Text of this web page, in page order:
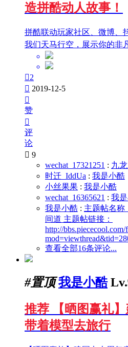
造拼酷动人故事！
拼酷联动玩家社区、微博、
我们天马行空，展示你的非
2
 2019-12-5

赞

评
论
 9
wechat_17321251 : 九
时迁_IddUa : 我是小酷
小丝果果 : 我是小酷
wechat_16365621 : 我
我是小酷 : 主题帖名称
间道 主题帖链接：
http://
查看全部16条评论...
#置顶 我是小酷
推荐 【晒图赢礼
带着模型去旅行